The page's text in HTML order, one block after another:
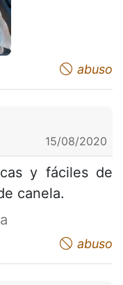
abuso
15/08/2020
y fáciles de
canela.
abuso